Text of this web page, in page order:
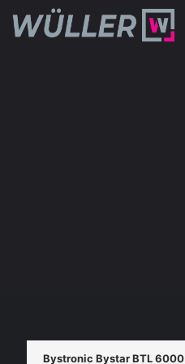
Bystronic Bystar BTL 6000